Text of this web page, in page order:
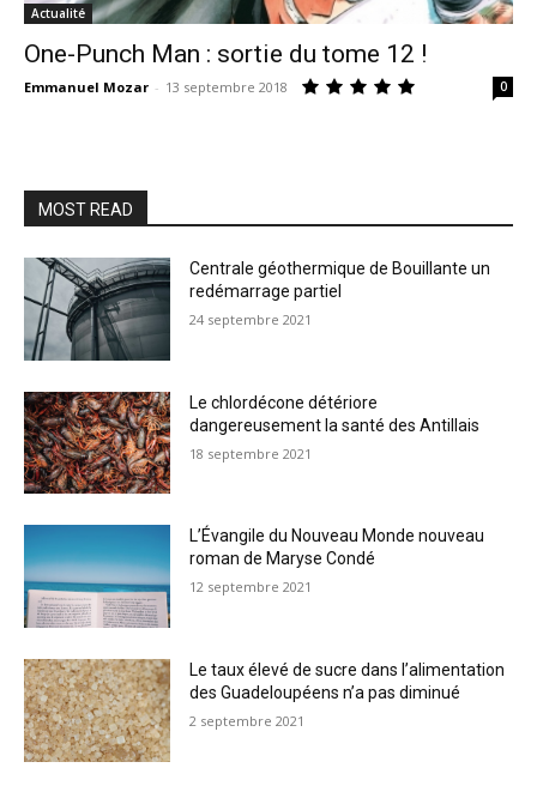
Actualité
One-Punch Man : sortie du tome 12 !
Emmanuel Mozar - 13 septembre 2018 0
MOST READ
Centrale géothermique de Bouillante un
redémarrage partiel
24 septembre 2021
Le chlordécone détériore
dangereusement la santé des Antillais
18 septembre 2021
L’Évangile du Nouveau Monde nouveau
roman de Maryse Condé
12 septembre 2021
Le taux élevé de sucre dans l’alimentation
des Guadeloupéens n’a pas diminué
2 septembre 2021